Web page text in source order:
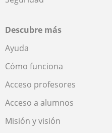
Descubre más
Ayuda
Cómo funciona
Acceso profesores
Acceso a alumnos
Misión y visión